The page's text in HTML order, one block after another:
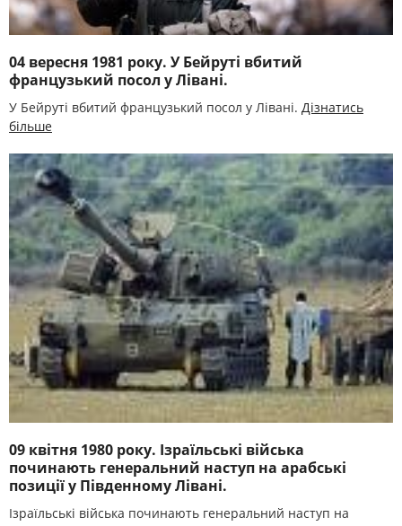
04 вересня 1981 року. У Бейруті вбитий
французький посол у Лівані.
У Бейруті вбитий французький посол у Лівані. Дізнатись
більше
09 квітня 1980 року. Ізраїльські війська
починають генеральний наступ на арабські
позиції у Південному Лівані.
Ізраїльські війська починають генеральний наступ на